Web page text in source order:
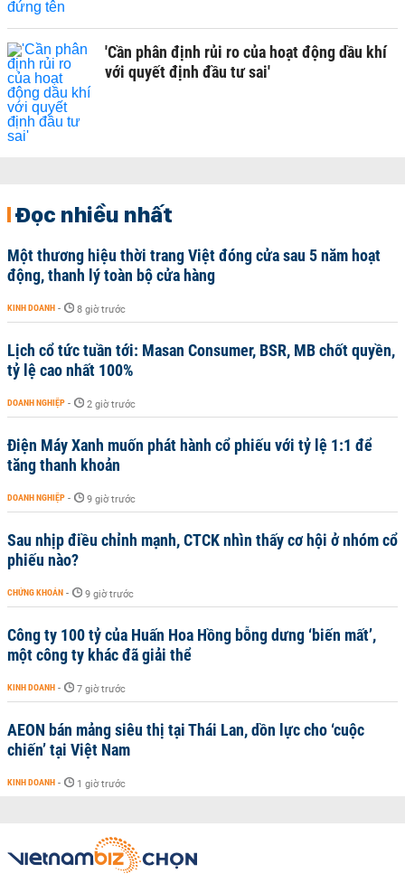
'Cần phân định rủi ro của hoạt động dầu khí
với quyết định đầu tư sai'
Đọc nhiều nhất
Một thương hiệu thời trang Việt đóng cửa sau 5 năm hoạt
động, thanh lý toàn bộ cửa hàng
KINH DOANH - 8 giờ trước
Lịch cổ tức tuần tới: Masan Consumer, BSR, MB chốt quyền,
tỷ lệ cao nhất 100%
DOANH NGHIỆP - 2 giờ trước
Điện Máy Xanh muốn phát hành cổ phiếu với tỷ lệ 1:1 để
tăng thanh khoản
DOANH NGHIỆP - 9 giờ trước
Sau nhịp điều chỉnh mạnh, CTCK nhìn thấy cơ hội ở nhóm cổ
phiếu nào?
CHỨNG KHOÁN - 9 giờ trước
Công ty 100 tỷ của Huấn Hoa Hồng bỗng dưng ‘biến mất’,
một công ty khác đã giải thể
KINH DOANH - 7 giờ trước
AEON bán mảng siêu thị tại Thái Lan, dồn lực cho ‘cuộc
chiến’ tại Việt Nam
KINH DOANH - 1 giờ trước